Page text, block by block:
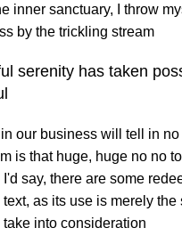
inner sanctuary, I throw
by the trickling stream.
serenity has taken
our business will tell in
is that huge, huge no no
I'd say, there are some
as its use is merely the
into consideration.